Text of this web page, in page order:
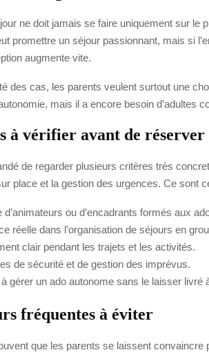
ne doit jamais se faire uniquement sur le
promettre un séjour passionnant, mais si
augmente vite.
des cas, les parents veulent surtout une
mais il a encore besoin d’adultes
à vérifier avant de réserver
de regarder plusieurs critères très
place et la gestion des urgences. Ce sont
d’animateurs ou d’encadrants formés aux
réelle dans l’organisation de séjours en
clair pendant les trajets et les activités.
de sécurité et de gestion des imprévus.
gérer un ado autonome sans le laisser livré
fréquentes à éviter
que les parents se laissent convaincre